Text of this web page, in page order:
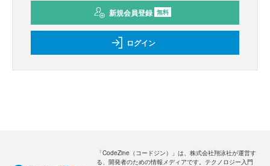
新規会員登録 無料
ログイン
「CodeZine（コードジン）」は、株式会社翔泳社が運営す
る、開発者のための情報メディアです。テクノロジー入門